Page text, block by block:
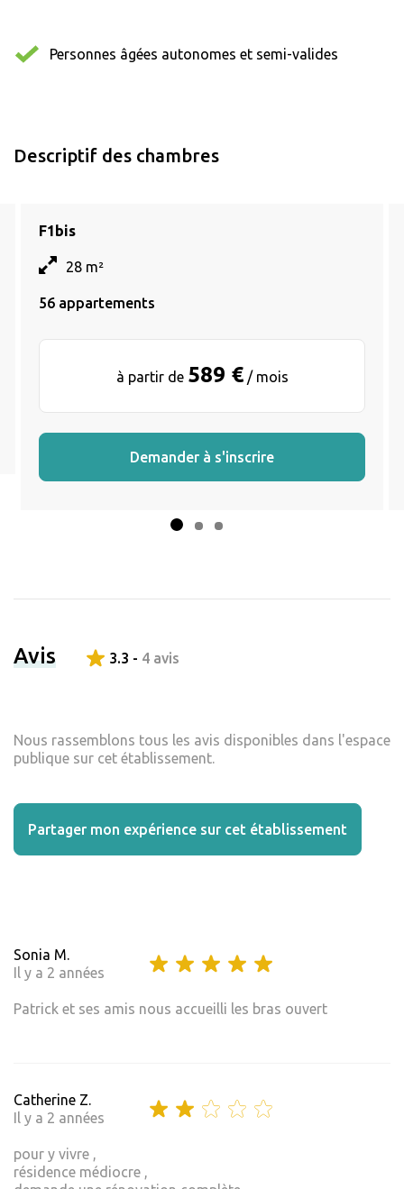
Personnes âgées autonomes et semi-valides
Descriptif des chambres
F1bis
28 m²
56 appartements
à partir de 589 €/ mois
Demander à s'inscrire
Avis 3.3 - 4 avis
Nous rassemblons tous les avis disponibles dans l'espace
publique sur cet établissement.
Partager mon expérience sur cet établissement
Sonia M.
Il y a 2 années
Patrick et ses amis nous accueilli les bras ouvert
Catherine Z.
Il y a 2 années
pour y vivre ,
résidence médiocre ,